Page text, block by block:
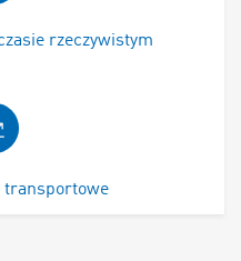
rzeczywistym
transportowe